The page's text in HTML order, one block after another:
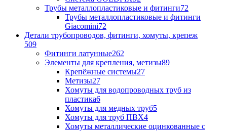
Трубы металлопластиковые и фитинги72
Трубы металлопластиковые и фитинги
Giacomini72
Детали трубопроводов, фитинги, хомуты, крепеж
509
Фитинги латунные262
Элементы для крепления, метизы89
Крепёжные системы27
Метизы27
Хомуты для водопроводных труб из
пластика6
Хомуты для медных труб5
Хомуты для труб ПВХ4
Хомуты металлические оцинкованные с